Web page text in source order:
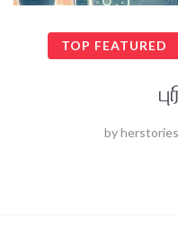
TOP FEATURED
byherstories